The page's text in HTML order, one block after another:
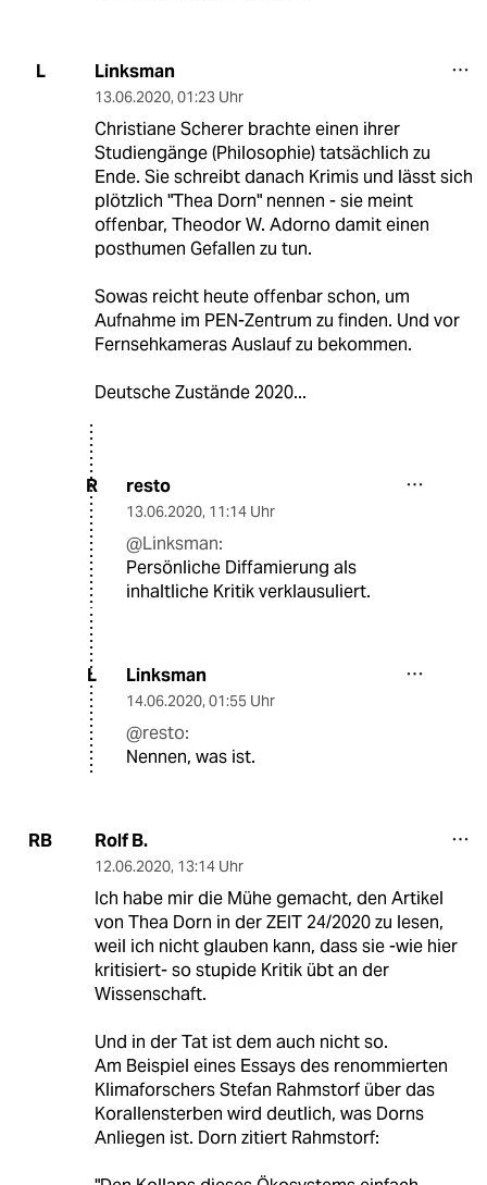
L Linksman
13.06.2020, 01:23 Uhr
Christiane Scherer brachte einen ihrer
Studiengänge (Philosophie) tatsächlich zu
Ende. Sie schreibt danach Krimis und lässt sich
plötzlich "Thea Dorn" nennen - sie meint
offenbar, Theodor W. Adorno damit einen
posthumen Gefallen zu tun.
Sowas reicht heute offenbar schon, um
Aufnahme im PEN-Zentrum zu finden. Und vor
Fernsehkameras Auslauf zu bekommen.
Deutsche Zustände 2020...
R resto
13.06.2020, 11:14 Uhr
@Linksman:
Persönliche Diffamierung als
inhaltliche Kritik verklausuliert.
L Linksman
14.06.2020, 01:55 Uhr
@resto:
Nennen, was ist.
RB Rolf B.
12.06.2020, 13:14 Uhr
Ich habe mir die Mühe gemacht, den Artikel
von Thea Dorn in der ZEIT 24/2020 zu lesen,
weil ich nicht glauben kann, dass sie -wie hier
kritisiert- so stupide Kritik übt an der
Wissenschaft.
Und in der Tat ist dem auch nicht so.
Am Beispiel eines Essays des renommierten
Klimaforschers Stefan Rahmstorf über das
Korallensterben wird deutlich, was Dorns
Anliegen ist. Dorn zitiert Rahmstorf: